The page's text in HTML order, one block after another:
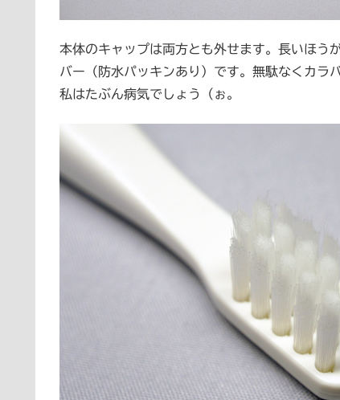
本体のキャップは両方とも外せます。長いほう
バー（防水パッキンあり）です。無駄なくカラ
私はたぶん病気でしょう（ぉ。